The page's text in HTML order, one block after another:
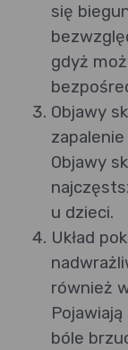
się
gdyż
Objawy
Objawy
u dzieci.
Układ
również
bóle